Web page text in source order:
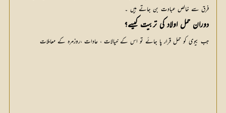
فرق سے خالص عبادت بن جاتے ہیں ۔
دوران حمل اولاد کی تربیت کیسے؟
جب بیوی کو حمل قرار پا جائے تو اس کے خیالات ، عادات ،روزمرہ کے معاملات